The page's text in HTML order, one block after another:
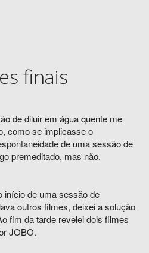
finais
de diluir em água quente me
como se implicasse o
de uma sessão de
premeditado, mas não.
início de uma sessão de
outros filmes, deixei a solução
fim da tarde revelei dois filmes
JOBO.